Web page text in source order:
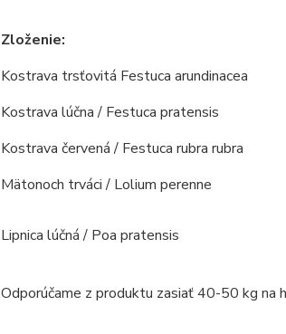
Zloženie:
Kostrava trsťovitá Festuca arundinacea
Kostrava lúčna / Festuca pratensis
Kostrava červená / Festuca rubra rubra
Mätonoch trváci / Lolium perenne
Lipnica lúčná / Poa pratensis
Odporúčame z produktu zasiať 40-50 kg na